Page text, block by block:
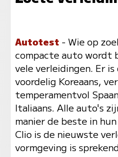
Autotest - Wie op
compacte auto wordt
vele verleidingen. Er
voordelig Koreaans,
temperamentvol
Italiaans. Alle auto's
manier de beste in
Clio is de nieuwste
vormgeving is